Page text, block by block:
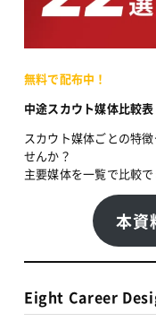
無料で配布中！
中途スカウト媒体比較表
スカウト媒体ごとの特
せんか？
主要媒体を一覧で比較
本資
Eight Career